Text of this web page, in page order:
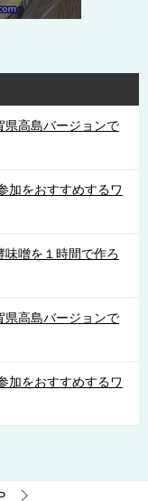
県高島バージョンで
加をおすすめするワ
噌を１時間で作ろ
県高島バージョンで
加をおすすめするワ